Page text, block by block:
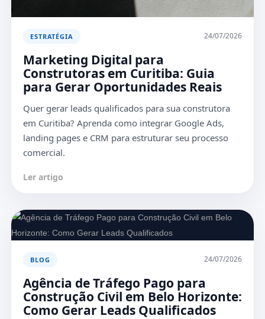
ESTRATÉGIA 24/07/2026
Marketing Digital para
Construtoras em Curitiba: Guia
para Gerar Oportunidades Reais
Quer gerar leads qualificados para sua construtora
em Curitiba? Aprenda como integrar Google Ads,
landing pages e CRM para estruturar seu processo
comercial.
Ler artigo
BLOG 24/07/2026
Agência de Tráfego Pago para
Construção Civil em Belo Horizonte:
Como Gerar Leads Qualificados